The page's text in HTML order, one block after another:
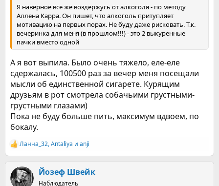
Я наверное все же воздержусь от алкоголя - по методу
Аллена Карра. Он пишет, что алкоголь притупляет
мотивацию на первых порах. Не буду даже рисковать. Т.к.
вечеринка для меня (в прошлом!!!) - это 2 выкуренные
пачки вместо одной
А я вот выпила. Было очень тяжело, еле-еле
сдержалась, 100500 раз за вечер меня посещали
мысли об единственной сигарете. Курящим
друзьям в рот смотрела собачьими грустными-
грустными глазами)
Пока не буду больше пить, максимум вдвоем, по
бокалу.
Р
е
к
ц
Ланна_32,Antaliya и anji
Йозеф Швейк
Наблюдатель